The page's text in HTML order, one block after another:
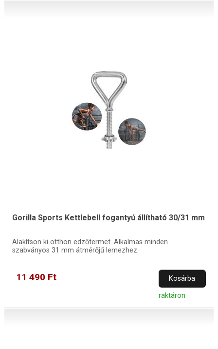
Gorilla Sports Kettlebell fogantyú állítható 30/31 mm
Alakítson ki otthon edzőtermet. Alkalmas minden
szabványos 31 mm átmérőjű lemezhez.
11 490 Ft Kosárba
raktáron